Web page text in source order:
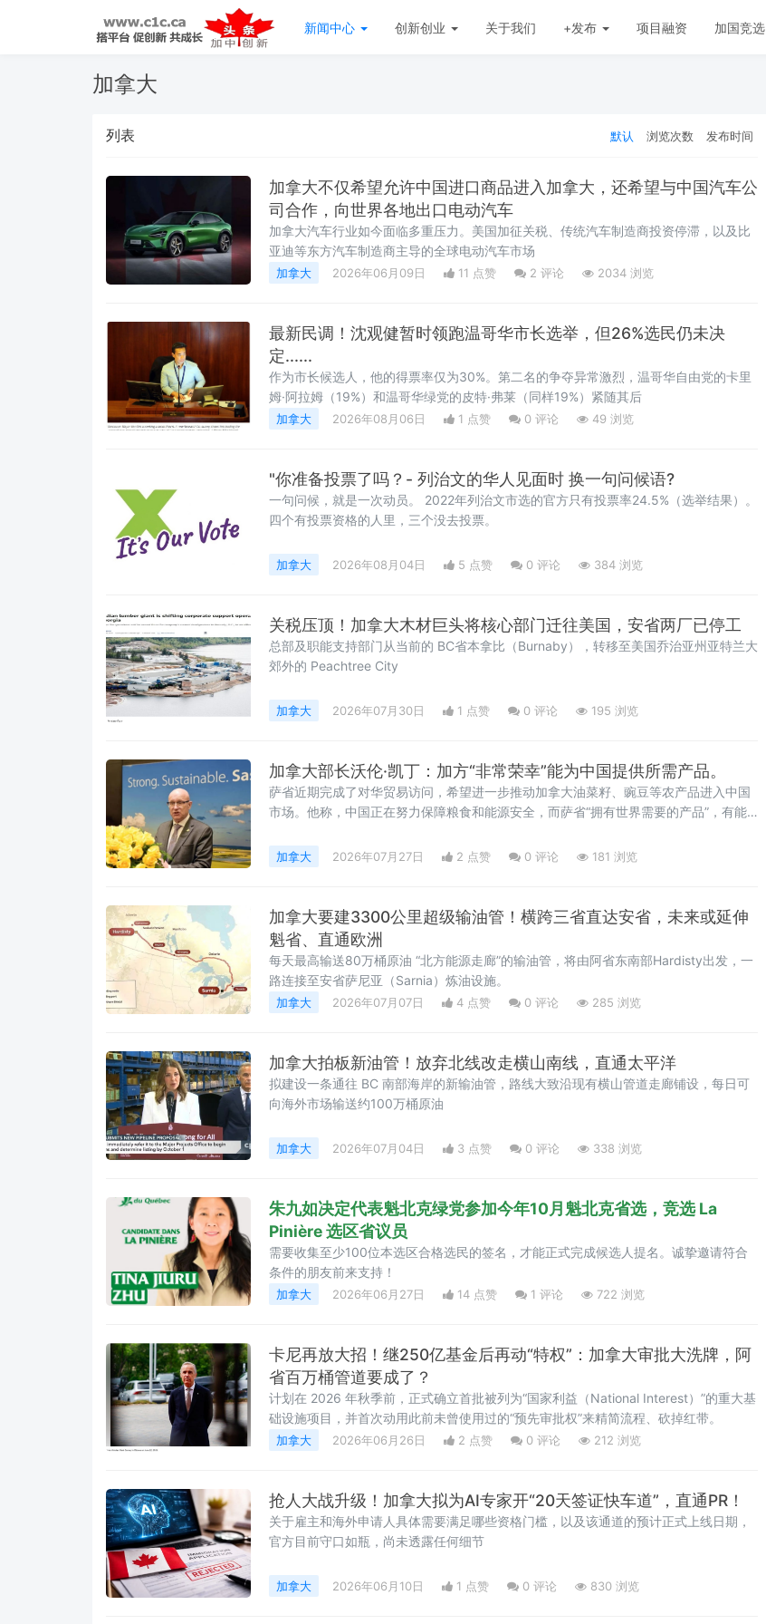
新闻中心 创新创业 关于我们 +发布 项目融资 加国竞选
加拿大
列表 默认 浏览次数 发布时间
加拿大不仅希望允许中国进口商品进入加拿大，还希望与中国汽车公
司合作，向世界各地出口电动汽车
加拿大汽车行业如今面临多重压力。美国加征关税、传统汽车制造商投资停滞，以及比
亚迪等东方汽车制造商主导的全球电动汽车市场
加拿大 2026年06月09日 11 点赞 2 评论 2034 浏览
最新民调！沈观健暂时领跑温哥华市长选举，但26%选民仍未决
定......
作为市长候选人，他的得票率仅为30%。第二名的争夺异常激烈，温哥华自由党的卡里
姆·阿拉姆（19%）和温哥华绿党的皮特·弗莱（同样19%）紧随其后
加拿大 2026年08月06日 1 点赞 0 评论 49 浏览
"你准备投票了吗？- 列治⽂的华⼈⻅⾯时 换⼀句问候语?
⼀句问候，就是⼀次动员。 2022年列治⽂市选的官⽅只有投票率24.5%（选举结果）。
四个有投票资格的⼈⾥，三个没去投票。
加拿大 2026年08月04日 5 点赞 0 评论 384 浏览
关税压顶！加拿大木材巨头将核心部门迁往美国，安省两厂已停工
总部及职能支持部门从当前的 BC省本拿比（Burnaby），转移至美国乔治亚州亚特兰大
郊外的 Peachtree City
加拿大 2026年07月30日 1 点赞 0 评论 195 浏览
加拿大部长沃伦·凯丁：加方“非常荣幸”能为中国提供所需产品。
萨省近期完成了对华贸易访问，希望进一步推动加拿大油菜籽、豌豆等农产品进入中国
市场。他称，中国正在努力保障粮食和能源安全，而萨省“拥有世界需要的产品”，有能
加拿大 2026年07月27日 2 点赞 0 评论 181 浏览
加拿大要建3300公里超级输油管！横跨三省直达安省，未来或延伸
魁省、直通欧洲
每天最高输送80万桶原油 “北方能源走廊”的输油管，将由阿省东南部Hardisty出发，一
路连接至安省萨尼亚（Sarnia）炼油设施。
加拿大 2026年07月07日 4 点赞 0 评论 285 浏览
加拿大拍板新油管！放弃北线改走横山南线，直通太平洋
拟建设一条通往 BC 南部海岸的新输油管，路线大致沿现有横山管道走廊铺设，每日可
向海外市场输送约100万桶原油
加拿大 2026年07月04日 3 点赞 0 评论 338 浏览
朱九如决定代表魁北克绿党参加今年10月魁北克省选，竞选 La
Pinière 选区省议员
需要收集至少100位本选区合格选民的签名，才能正式完成候选人提名。诚挚邀请符合
条件的朋友前来支持！
加拿大 2026年06月27日 14 点赞 1 评论 722 浏览
卡尼再放大招！继250亿基金后再动“特权”：加拿大审批大洗牌，阿
省百万桶管道要成了？
计划在 2026 年秋季前，正式确立首批被列为“国家利益（National Interest）”的重大基
础设施项目，并首次动用此前未曾使用过的“预先审批权”来精简流程、砍掉红带。
加拿大 2026年06月26日 2 点赞 0 评论 212 浏览
抢人大战升级！加拿大拟为AI专家开“20天签证快车道”，直通PR！
关于雇主和海外申请人具体需要满足哪些资格门槛，以及该通道的预计正式上线日期，
官方目前守口如瓶，尚未透露任何细节
加拿大 2026年06月10日 1 点赞 0 评论 830 浏览